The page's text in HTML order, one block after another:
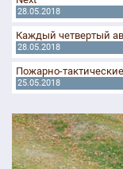
28.05.2018
Каждый четвертый
28.05.2018
Пожарно-
25.05.2018